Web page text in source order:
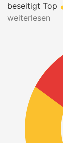
beseitigt Top
weiterlesen